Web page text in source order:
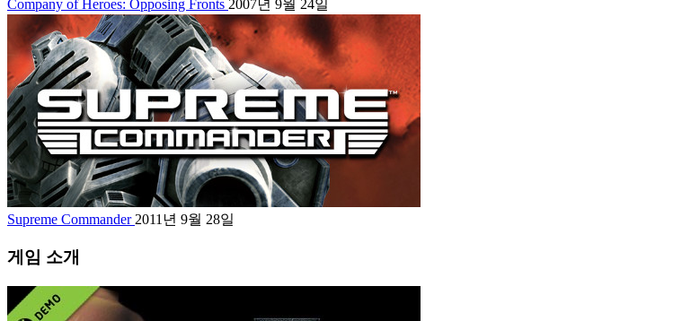
Company of Heroes: Opposing Fronts 2007년 9월 24일
Supreme Commander 2011년 9월 28일
게임 소개